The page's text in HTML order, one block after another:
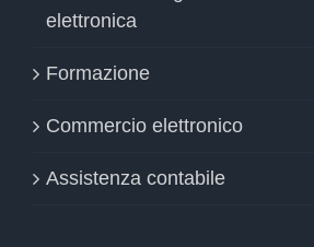
elettronica
Formazione
Commercio elettronico
Assistenza contabile